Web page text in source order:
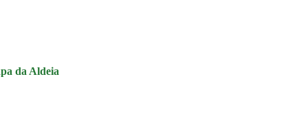
da Aldeia